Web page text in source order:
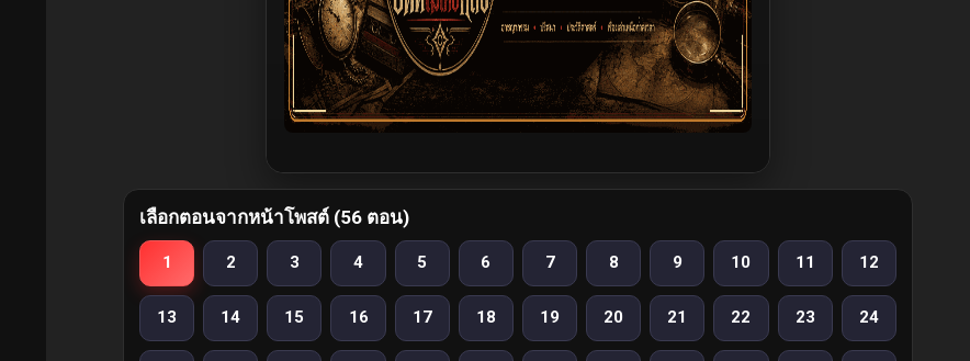
เลือกตอนจากหน้าโพสต์ (56 ตอน)
1 2 3 4 5 6 7 8 9 10 11 12
13 14 15 16 17 18 19 20 21 22 23 24